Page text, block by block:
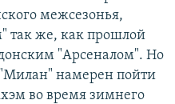
межсезонья,
так же, как прошлой
"Арсеналом". Но
намерен пойти
во время зимнего